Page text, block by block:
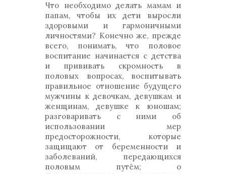
Что необходимо делать мамам и
папам, чтобы их дети выросли
здоровыми и гармоничными
личностями? Конечно же, прежде
всего, понимать, что половое
воспитание начинается с детства
и прививать скромность в
половых вопросах, воспитывать
правильное отношение будущего
мужчины к девочкам, девушкам и
женщинам, девушке к юношам;
разговаривать с ними об
использовании мер
предосторожности, которые
защищают от беременности и
заболеваний, передающихся
половым путём; о